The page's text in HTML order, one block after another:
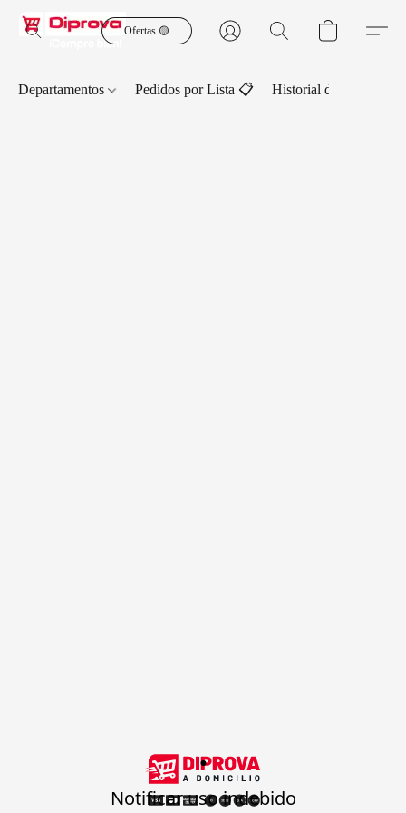
Ofertas 🟡
Departamentos Pedidos por Lista 📋 Historial de Pedidos
.
Notificar uso indebido